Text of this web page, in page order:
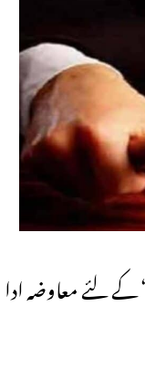
لئے معاوضہ ادا